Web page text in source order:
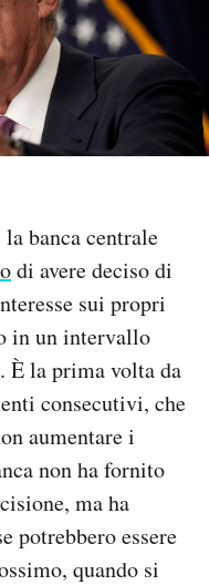
banca centrale
di avere deciso di
sui propri
in un intervallo
È la prima volta da
consecutivi, che
aumentare i
non ha fornito
ma ha
potrebbero essere
quando si